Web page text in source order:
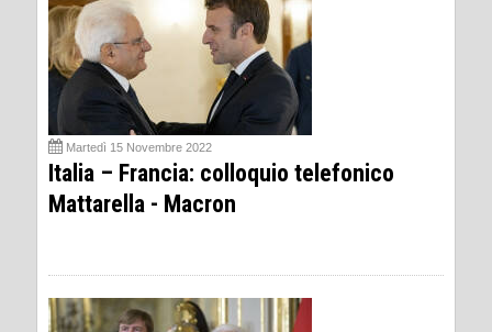
Martedì 15 Novembre 2022
Italia – Francia: colloquio telefonico
Mattarella - Macron